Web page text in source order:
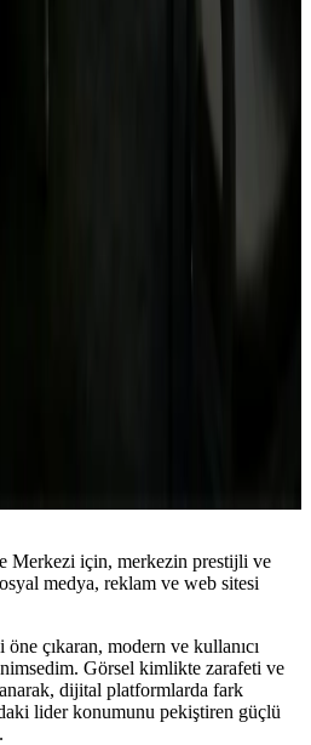
Merkezi için, merkezin prestijli ve
medya, reklam ve web sitesi
çıkaran, modern ve kullanıcı
Görsel kimlikte zarafeti ve
dijital platformlarda fark
lider konumunu pekiştiren güçlü